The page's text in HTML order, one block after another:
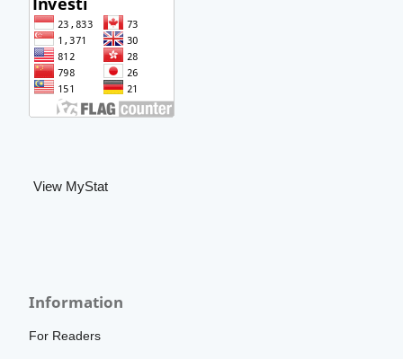
View MyStat
Information
For Readers